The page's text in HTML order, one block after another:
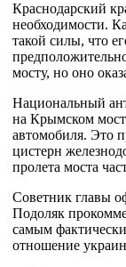
Краснодарский
необходимости.
такой силы, что
мосту, но оно
Национальный
на Крымском
автомобиля. Это
цистерн
пролета моста
Советник главы
Подоляк
самым
отношение